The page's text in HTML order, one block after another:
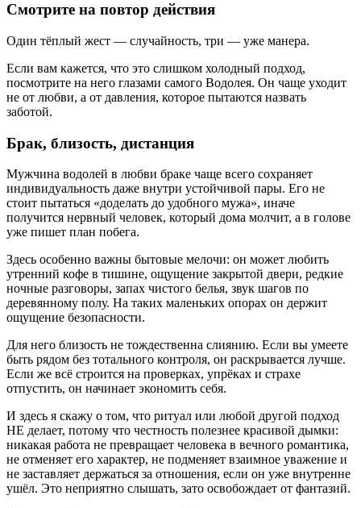
Смотрите на повтор действия
Один тёплый жест — случайность, три — уже манера.
Если вам кажется, что это слишком холодный подход,
посмотрите на него глазами самого Водолея. Он чаще уходит
не от любви, а от давления, которое пытаются назвать
заботой.
Брак, близость, дистанция
Мужчина водолей в любви браке чаще всего сохраняет
индивидуальность даже внутри устойчивой пары. Его не
стоит пытаться «доделать до удобного мужа», иначе
получится нервный человек, который дома молчит, а в голове
уже пишет план побега.
Здесь особенно важны бытовые мелочи: он может любить
утренний кофе в тишине, ощущение закрытой двери, редкие
ночные разговоры, запах чистого белья, звук шагов по
деревянному полу. На таких маленьких опорах он держит
ощущение безопасности.
Для него близость не тождественна слиянию. Если вы умеете
быть рядом без тотального контроля, он раскрывается лучше.
Если же всё строится на проверках, упрёках и страхе
отпустить, он начинает экономить себя.
И здесь я скажу о том, что ритуал или любой другой подход
НЕ делает, потому что честность полезнее красивой дымки:
никакая работа не превращает человека в вечного романтика,
не отменяет его характер, не подменяет взаимное уважение и
не заставляет держаться за отношения, если он уже внутренне
ушёл. Это неприятно слышать, зато освобождает от фантазий.